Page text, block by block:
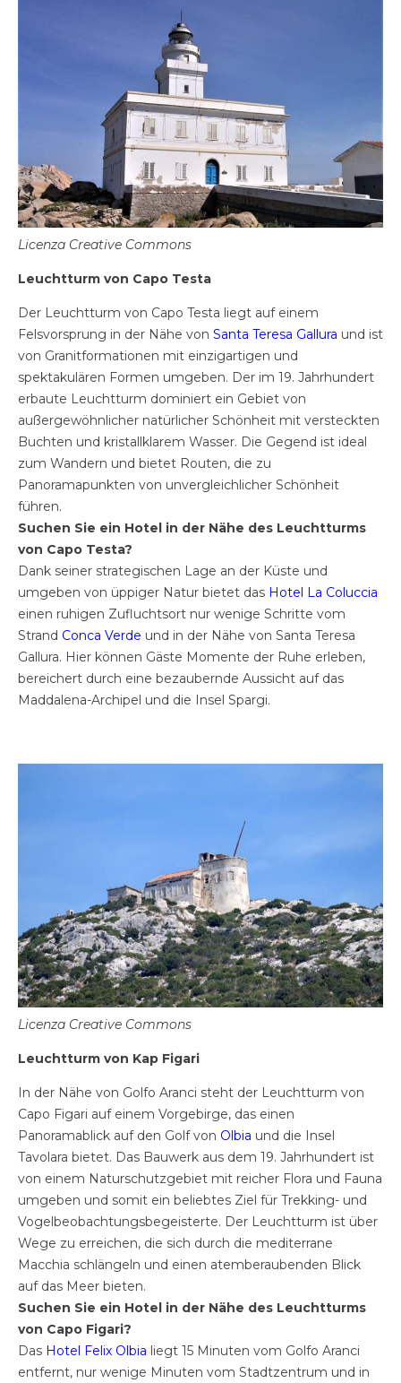
Licenza Creative Commons
Leuchtturm von Capo Testa
Der Leuchtturm von Capo Testa liegt auf einem
Felsvorsprung in der Nähe von Santa Teresa Gallura und ist
von Granitformationen mit einzigartigen und
spektakulären Formen umgeben. Der im 19. Jahrhundert
erbaute Leuchtturm dominiert ein Gebiet von
außergewöhnlicher natürlicher Schönheit mit versteckten
Buchten und kristallklarem Wasser. Die Gegend ist ideal
zum Wandern und bietet Routen, die zu
Panoramapunkten von unvergleichlicher Schönheit
führen.
Suchen Sie ein Hotel in der Nähe des Leuchtturms
von Capo Testa?
Dank seiner strategischen Lage an der Küste und
umgeben von üppiger Natur bietet das Hotel La Coluccia
einen ruhigen Zufluchtsort nur wenige Schritte vom
Strand Conca Verde und in der Nähe von Santa Teresa
Gallura. Hier können Gäste Momente der Ruhe erleben,
bereichert durch eine bezaubernde Aussicht auf das
Maddalena-Archipel und die Insel Spargi.
Licenza Creative Commons
Leuchtturm von Kap Figari
In der Nähe von Golfo Aranci steht der Leuchtturm von
Capo Figari auf einem Vorgebirge, das einen
Panoramablick auf den Golf von Olbia und die Insel
Tavolara bietet. Das Bauwerk aus dem 19. Jahrhundert ist
von einem Naturschutzgebiet mit reicher Flora und Fauna
umgeben und somit ein beliebtes Ziel für Trekking- und
Vogelbeobachtungsbegeisterte. Der Leuchtturm ist über
Wege zu erreichen, die sich durch die mediterrane
Macchia schlängeln und einen atemberaubenden Blick
auf das Meer bieten.
Suchen Sie ein Hotel in der Nähe des Leuchtturms
von Capo Figari?
Das Hotel Felix Olbia liegt 15 Minuten vom Golfo Aranci
entfernt, nur wenige Minuten vom Stadtzentrum und in